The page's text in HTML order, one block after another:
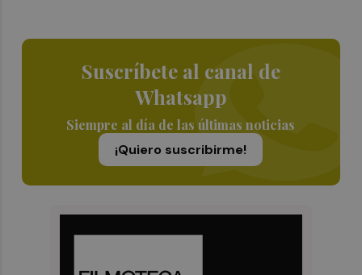
Suscríbete al canal de
Whatsapp
Siempre al día de las últimas noticias
¡Quiero suscribirme!